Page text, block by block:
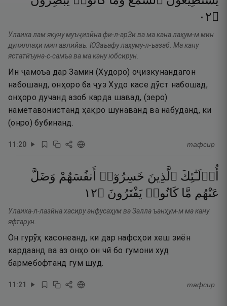
۝٢٠
Улаика лам якуну муъҷизӣна фи-л-арЗи ва ма кана лаҳум-м мин
дуниллаҳи мин авлийаъ. ЮЗаъафу лаҳуму-л-ъазаб. Ма кану
ястатӣъуна-с-самъа ва ма кану юбсирун.
Ин ҷамоъа дар Замин (Худоро) оҷизкунандагон
набошанд, онҳоро ба ҷуз Худо касе дӯст набошад,
онҳоро дучанд азоб карда шавад, (зеро)
наметавонистанд ҳақро шунаванд ва набуданд, ки
(онро) бубинанд.
11:20 тафсир
أُو۟لَـٰٓئِكَ ٱلَّذِينَ خَسِرُوٓا۟ أَنفُسَهُمْ وَضَلَّ
عَنْهُم مَّا كَانُوا۟ يَفْتَرُونَ ۝٢١
Улаика-л-лазӣна хасиру анфусаҳум ва Залла ъанҳум-м ма кану
яфтарун.
Он гурӯҳ касонеанд, ки дар нафсҳои хеш зиён
кардаанд ва аз онҳо он чӣ бо гумони худ
бармебофтанд гум шуд.
11:21 тафсир